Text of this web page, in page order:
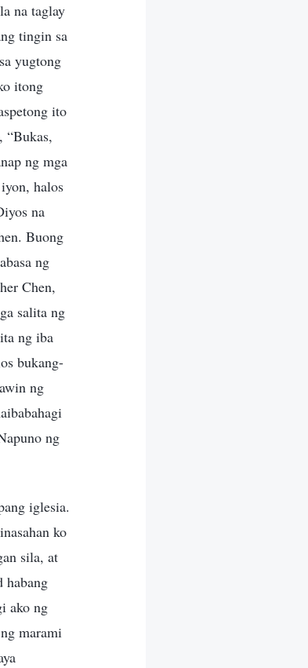
na taglay
tingin sa
yugtong
itong
ito
“Bukas,
ng mga
halos
na
Buong
ng
Chen,
salita ng
ng iba
bukang-
ng
ng
iglesia.
ko
sila, at
habang
ako ng
marami